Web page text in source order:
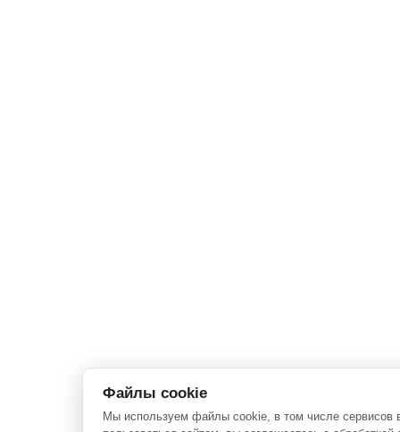
Файлы cookie
Мы используем файлы cookie, в том числе сервисов